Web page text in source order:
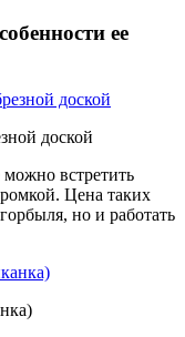
ее
доской
встретить
Цена таких
но и работать